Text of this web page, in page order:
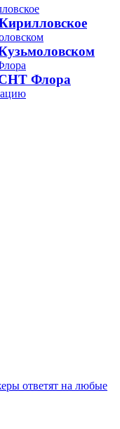
СНТ Флора
ответят на любые